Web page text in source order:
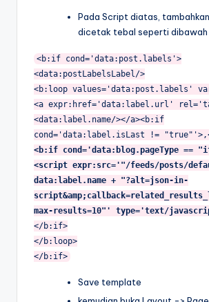
Pada Script diatas,
dicetak tebal seperti dibawah
<b:if cond='data:post.labels'>
<data:postLabelsLabel/>
<b:loop values='data:post.labels'
<a expr:href='data:label.url'
<data:label.name/></a><b:if
cond='data:label.isLast !=
<b:if cond='data:blog.pageType ==
<script expr:src='"/feeds/posts/
data:label.name + "?alt=json-in-
max-results=10"' type='text/
</b:if>
</b:loop>
</b:if>
Save template